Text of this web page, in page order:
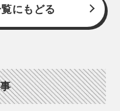
にもどる